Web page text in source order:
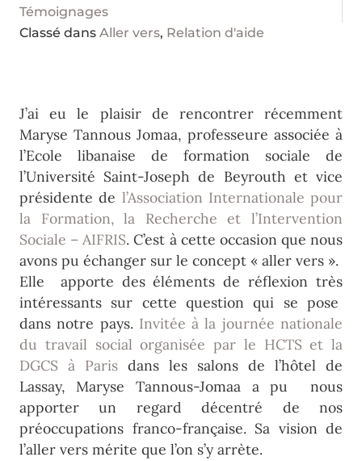
Témoignages
Classé dans Aller vers, Relation d'aide
J’ai eu le plaisir de rencontrer récemment
Maryse Tannous Jomaa, professeure associée à
l’Ecole libanaise de formation sociale de
l’Université Saint-Joseph de Beyrouth et vice
présidente de l’Association Internationale pour
la Formation, la Recherche et l’Intervention
Sociale – AIFRIS. C’est à cette occasion que nous
avons pu échanger sur le concept « aller vers ».
Elle apporte des éléments de réflexion très
intéressants sur cette question qui se pose
dans notre pays. Invitée à la journée nationale
du travail social organisée par le HCTS et la
DGCS à Paris dans les salons de l’hôtel de
Lassay, Maryse Tannous-Jomaa a pu nous
apporter un regard décentré de nos
préoccupations franco-française. Sa vision de
l’aller vers mérite que l’on s’y arrète.